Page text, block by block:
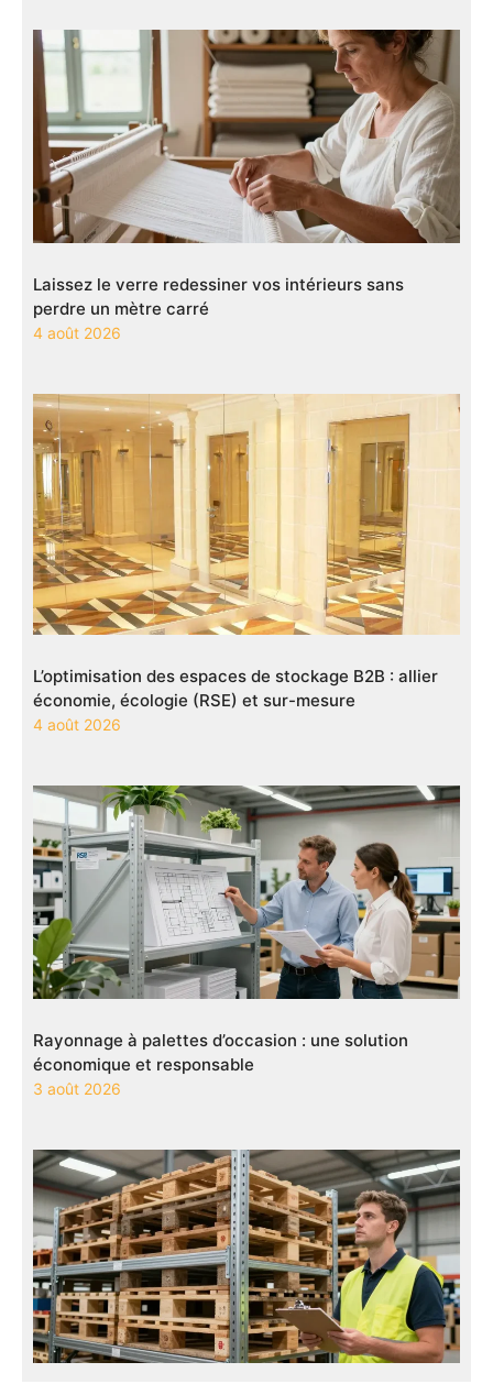
Laissez le verre redessiner vos intérieurs sans
perdre un mètre carré
4 août 2026
L’optimisation des espaces de stockage B2B : allier
économie, écologie (RSE) et sur-mesure
4 août 2026
Rayonnage à palettes d’occasion : une solution
économique et responsable
3 août 2026